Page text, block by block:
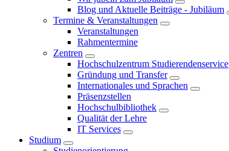
Blog und Aktuelle Beiträge - Jubiläum
Termine & Veranstaltungen
Veranstaltungen
Rahmentermine
Zentren
Hochschulzentrum Studierendenservice
Gründung und Transfer
Internationales und Sprachen
Präsenzstellen
Hochschulbibliothek
Qualität der Lehre
IT Services
Studium